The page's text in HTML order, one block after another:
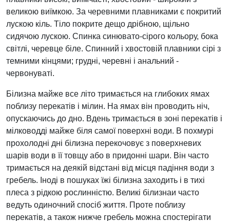
великою виїмкою. За черевними плавниками є покритий
лускою кіль. Тіло покрите дещо дрібною, щільно
сидячою лускою. Спинка синювато-сірого кольору, бока
світлі, черевце біле. Спинний і хвостовій плавники сірі з
темними кінцями; грудні, черевні і анальний -
червонуваті.
Білизна майже все літо тримається на глибоких ямах
поблизу перекатів і мілин. На ямах він проводить ніч,
опускаючись до дно. Вдень тримається в зоні перекатів і
мілководді майже біля самої поверхні води. В похмурі
прохолодні дні білизна перекочовує з поверхневих
шарів води в її товщу або в придонні шари. Він часто
тримається на деякій відстані від місця падіння води з
гребель. Іноді в пошуках їжі білизна заходить і в тихі
плеса з рідкою рослинністю. Великі білизнаи часто
ведуть одиночний спосіб життя. Проте поблизу
перекатів, а також нижче гребель можна спостерігати